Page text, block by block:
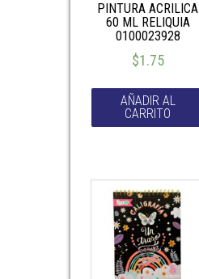
PINTURA ACRILICA
60 ML RELIQUIA
0100023928
$1.75
AÑADIR AL
CARRITO